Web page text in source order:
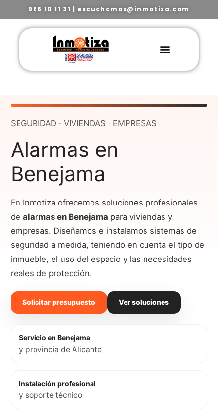
966 10 11 31 | escuchamos@inmotiza.com
SEGURIDAD · VIVIENDAS · EMPRESAS
Alarmas en
Benejama
En Inmotiza ofrecemos soluciones profesionales
de alarmas en Benejama para viviendas y
empresas. Diseñamos e instalamos sistemas de
seguridad a medida, teniendo en cuenta el tipo de
inmueble, el uso del espacio y las necesidades
reales de protección.
Solicitar presupuesto Ver soluciones
Servicio en Benejama
y provincia de Alicante
Instalación profesional
y soporte técnico